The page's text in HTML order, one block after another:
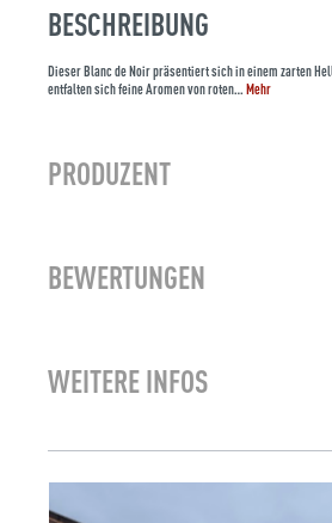
BESCHREIBUNG
Dieser Blanc de Noir präsentiert sich in einem zarten
entfalten sich feine Aromen von roten…Mehr
PRODUZENT
BEWERTUNGEN
WEITERE INFOS